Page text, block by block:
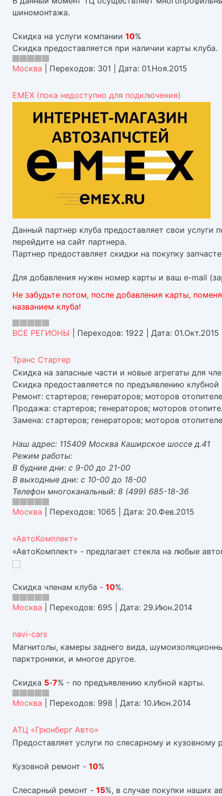
шиномонтажа.
Скидка на услуги компании 10%
Скидка предоставляется при наличии карты клуба.
Москва Переходов: 301 Дата: 01.Ноя.2015
EMEX (пока недоступно для подключения)
Данный партнер клуба предоставляет свои услуги
перейдите на сайт партнера.
Партнер предоставляет скидки на покупку
Для добавления нужен номер карты и ваш e-mail
Не забудьте потом, после добавления карты,
названием клуба!
ВСЕ РЕГИОНЫ Переходов: 1922 Дата: 01.Окт.2015
Транс Стартер
Скидка на запасные части и новые агрегаты для
Скидка предоставляется по предъявлению клубной
Ремонт: стартеров; генераторов; моторов
Продажа: стартеров; генераторов; моторов
Замена: стартеров; генераторов; моторов
Наш адрес: 115409 Москва Каширское шоссе д.41
Режим работы:
В будние дни: с 9-00 до 21-00
В выходные дни: с 10-00 до 18-00
Телефон многоканальный: 8 (499) 685-18-36
Москва Переходов: 1065 Дата: 20.Фев.2015
«АвтоКомплект»
«АвтоКомплект» - предлагает стекла на любые
Скидка членам клуба - 10%.
Москва Переходов: 695 Дата: 29.Июн.2014
navi-cars
Магнитолы, камеры заднего вида,
парктроники, и многое другое.
Скидка 5-7% - по предъявлению клубной карты.
Москва Переходов: 998 Дата: 10.Июн.2014
АТЦ «Грюнберг Авто»
Предоставляет услуги по слесарному и кузовному
Кузовной ремонт - 10%
Слесарный ремонт - 15%, в случае покупки наших